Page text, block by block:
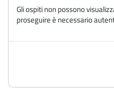
Gli ospiti non possono
proseguire è necessario